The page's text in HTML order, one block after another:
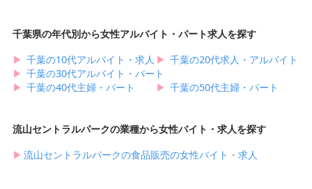
千葉県の年代別から女性アルバイト・パート求人を探す
▶︎ 千葉の10代アルバイト・求人 ▶︎ 千葉の20代求人・アルバイト
▶︎ 千葉の30代アルバイト・パート
▶︎ 千葉の40代主婦・パート ▶︎ 千葉の50代主婦・パート
流山セントラルパークの業種から女性バイト・求人を探す
▶︎ 流山セントラルパークの食品販売の女性バイト・求人